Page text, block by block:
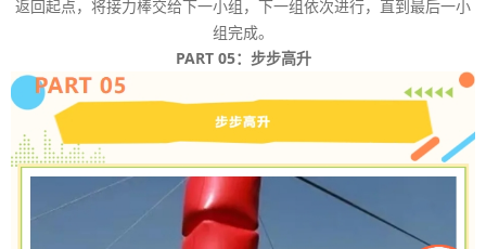
返回起点，将接力棒交给下一小组，下一组依次进行，直到最后一小
组完成。
PART 05：步步高升